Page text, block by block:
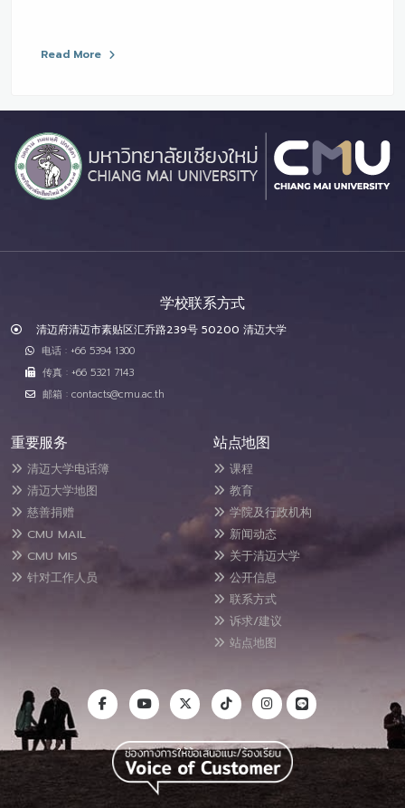
Read More
学校联系方式
清迈府清迈市素贴区汇乔路239号 50200 清迈大学
电话 : +66 5394 1300
传真 : +66 5321 7143
邮箱 : contacts@cmu.ac.th
重要服务
清迈大学电话簿
清迈大学地图
慈善捐赠
CMU MAIL
CMU MIS
针对工作人员
站点地图
课程
教育
学院及行政机构
新闻动态
关于清迈大学
公开信息
联系方式
诉求/建议
站点地图